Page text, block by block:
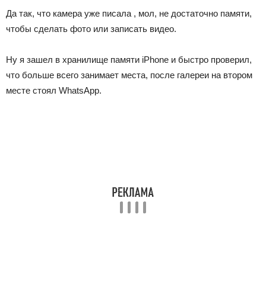
Да так, что камера уже писала , мол, не достаточно памяти,
чтобы сделать фото или записать видео.
Ну я зашел в хранилище памяти iPhone и быстро проверил,
что больше всего занимает места, после галереи на втором
месте стоял WhatsApp.